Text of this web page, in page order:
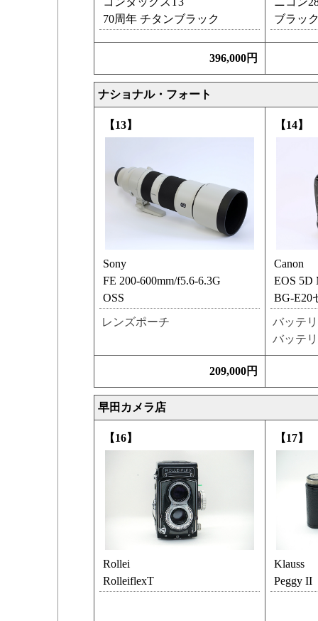
70周年 チタンブラック
ブラッ
396,000円
ナショナル・フォート
【13】
Sony
FE 200-600mm/f5.6-6.3G
OSS
レンズポーチ
【14】
Canon
EOS 5D
BG-E20
バッテ
バッテ
209,000円
早田カメラ店
【16】
Rollei
RolleiflexT
【17】
Klauss
Peggy II